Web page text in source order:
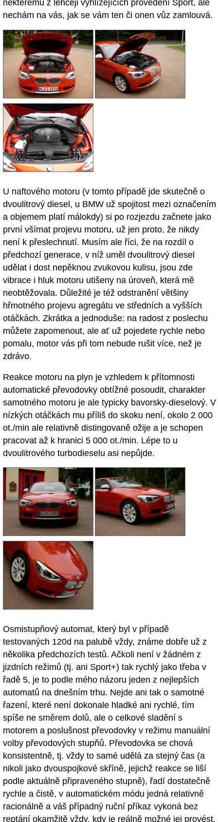
některému z lehčeji vyhlížejících provedení Sport, ale
nechám na vás, jak se vám ten či onen vůz zamlouvá.
U naftového motoru (v tomto případě jde skutečně o
dvoulitrový diesel, u BMW už spojitost mezi označením
a objemem platí málokdy) si po rozjezdu začnete jako
první všímat projevu motoru, už jen proto, že nikdy
není k přeslechnutí. Musím ale říci, že na rozdíl o
předchozí generace, v níž uměl dvoulitrový diesel
udělat i dost nepěknou zvukovou kulisu, jsou zde
vibrace i hluk motoru utišeny na úroveň, která mě
neobtěžovala. Důležité je též odstranění většiny
hřmotného projevu agregátu ve středních a vyšších
otáčkách. Zkrátka a jednoduše: na radost z poslechu
můžete zapomenout, ale ať už pojedete rychle nebo
pomalu, motor vás při tom nebude rušit více, než je
zdrávo.
Reakce motoru na plyn je vzhledem k přítomnosti
automatické převodovky obtížné posoudit, charakter
samotného motoru je ale typicky bavorsky-dieselový. V
nízkých otáčkách mu příliš do skoku není, okolo 2 000
ot./min ale relativně distingovaně ožije a je schopen
pracovat až k hranici 5 000 ot./min. Lépe to u
dvoulitrového turbodieselu asi nepůjde.
Osmistupňový automat, který byl v případě
testovaných 120d na palubě vždy, známe dobře už z
několika předchozích testů. Ačkoli není v žádném z
jizdních režimů (tj. ani Sport+) tak rychlý jako třeba v
řadě 5, je to podle mého názoru jeden z nejlepších
automatů na dnešním trhu. Nejde ani tak o samotné
řazení, které není dokonale hladké ani rychlé, tím
spíše ne směrem dolů, ale o celkové sladění s
motorem a poslušnost převodovky v režimu manuální
volby převodových stupňů. Převodovka se chová
konsistentně, tj. vždy to samé udělá za stejný čas (a
nikoli jako dvouspojkové skříně, jejichž reakce se liší
podle aktuálně připraveného stupně), řadí dostatečně
rychle a čistě, v automatickém módu jedná relativně
racionálně a váš případný ruční příkaz vykoná bez
reptání okamžitě vždy, kdy je reálně možné jej provést.